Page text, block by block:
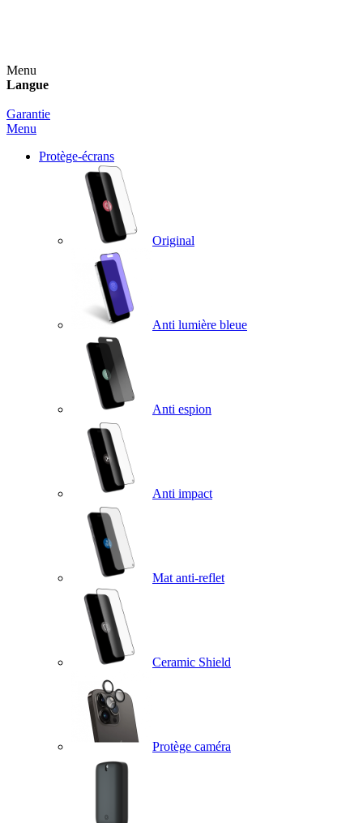
Menu
Langue
Garantie
Menu
Protège-écrans
Original
Anti lumière bleue
Anti espion
Anti impact
Mat anti-reflet
Ceramic Shield
Protège caméra